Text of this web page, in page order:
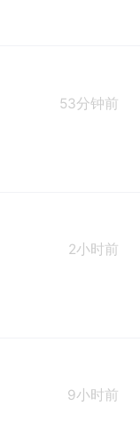
53分钟前
2小时前
9小时前